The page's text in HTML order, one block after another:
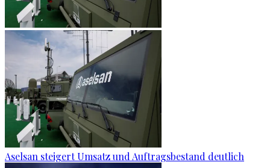
Aselsan steigert Umsatz und Auftragsbestand deutlich